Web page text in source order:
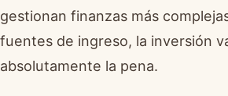
gestionan finanzas más
fuentes de ingreso, la inversión
absolutamente la pena.